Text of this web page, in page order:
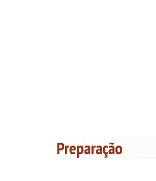
Preparação